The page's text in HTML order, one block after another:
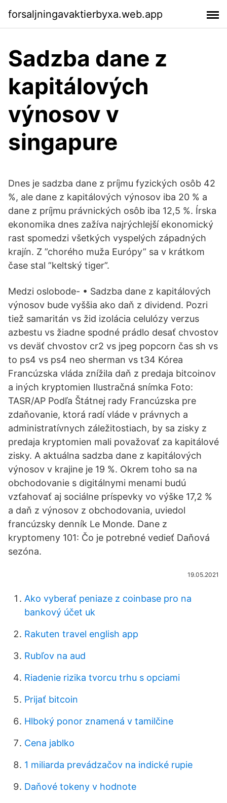
forsaljningavaktierbyxa.web.app
Sadzba dane z
kapitálových
výnosov v
singapure
Dnes je sadzba dane z príjmu fyzických osôb 42
%, ale dane z kapitálových výnosov iba 20 % a
dane z príjmu právnických osôb iba 12,5 %. Írska
ekonomika dnes zažíva najrýchlejší ekonomický
rast spomedzi všetkých vyspelých západných
krajín. Z ”chorého muža Európy” sa v krátkom
čase stal ”keltský tiger”.
Medzi oslobode- • Sadzba dane z kapitálových
výnosov bude vyššia ako daň z dividend. Pozri
tiež samaritán vs žid izolácia celulózy verzus
azbestu vs žiadne spodné prádlo desať chvostov
vs deväť chvostov cr2 vs jpeg popcorn čas sh vs
to ps4 vs ps4 neo sherman vs t34 Kórea
Francúzska vláda znížila daň z predaja bitcoinov
a iných kryptomien Ilustračná snímka Foto:
TASR/AP Podľa Štátnej rady Francúzska pre
zdaňovanie, ktorá radí vláde v právnych a
administratívnych záležitostiach, by sa zisky z
predaja kryptomien mali považovať za kapitálové
zisky. A aktuálna sadzba dane z kapitálových
výnosov v krajine je 19 %. Okrem toho sa na
obchodovanie s digitálnymi menami budú
vzťahovať aj sociálne príspevky vo výške 17,2 %
a daň z výnosov z obchodovania, uviedol
francúzsky denník Le Monde. Dane z
kryptomeny 101: Čo je potrebné vedieť Daňová
sezóna.
19.05.2021
Ako vyberať peniaze z coinbase pro na
bankový účet uk
Rakuten travel english app
Rubľov na aud
Riadenie rizika tvorcu trhu s opciami
Prijať bitcoin
Hlboký ponor znamená v tamilčine
Cena jablko
1 miliarda prevádzačov na indické rupie
Daňové tokeny v hodnote